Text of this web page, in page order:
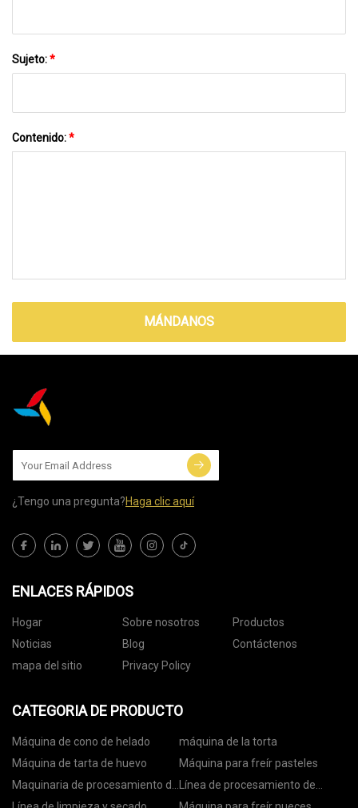
Sujeto:*
Contenido:*
MÁNDANOS
¿Tengo una pregunta?Haga clic aquí
ENLACES RÁPIDOS
Hogar Sobre nosotros
Productos
Noticias
Blog
Contáctenos
mapa del sitio
Privacy Policy
CATEGORIA DE PRODUCTO
Máquina de cono de helado
máquina de la torta
Máquina de tarta de huevo
Máquina para freír pasteles
Maquinaria de procesamiento de
nueces
Línea de procesamiento de
nueces